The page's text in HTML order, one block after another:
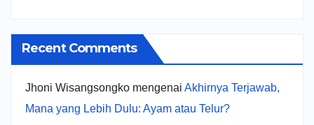
Recent Comments
Jhoni Wisangsongko mengenai Akhirnya Terjawab,
Mana yang Lebih Dulu: Ayam atau Telur?